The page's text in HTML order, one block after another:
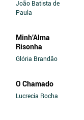
João Batista de
Paula
Minh’Alma
Risonha
Glória Brandão
O Chamado
Lucrecia Rocha